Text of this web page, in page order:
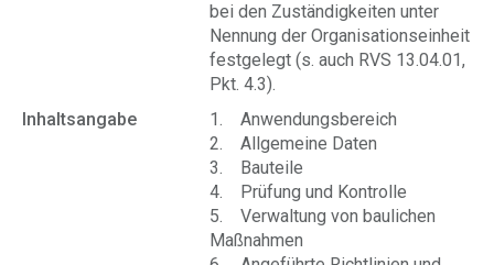
bei den Zuständigkeiten unter
Nennung der Organisationseinheit
festgelegt (s. auch RVS 13.04.01,
Pkt. 4.3).
Inhaltsangabe
1. Anwendungsbereich
2. Allgemeine Daten
3. Bauteile
4. Prüfung und Kontrolle
5. Verwaltung von baulichen
Maßnahmen